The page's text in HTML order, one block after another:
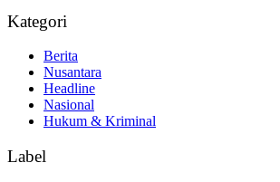
Kategori
Berita
Nusantara
Headline
Nasional
Hukum & Kriminal
Label